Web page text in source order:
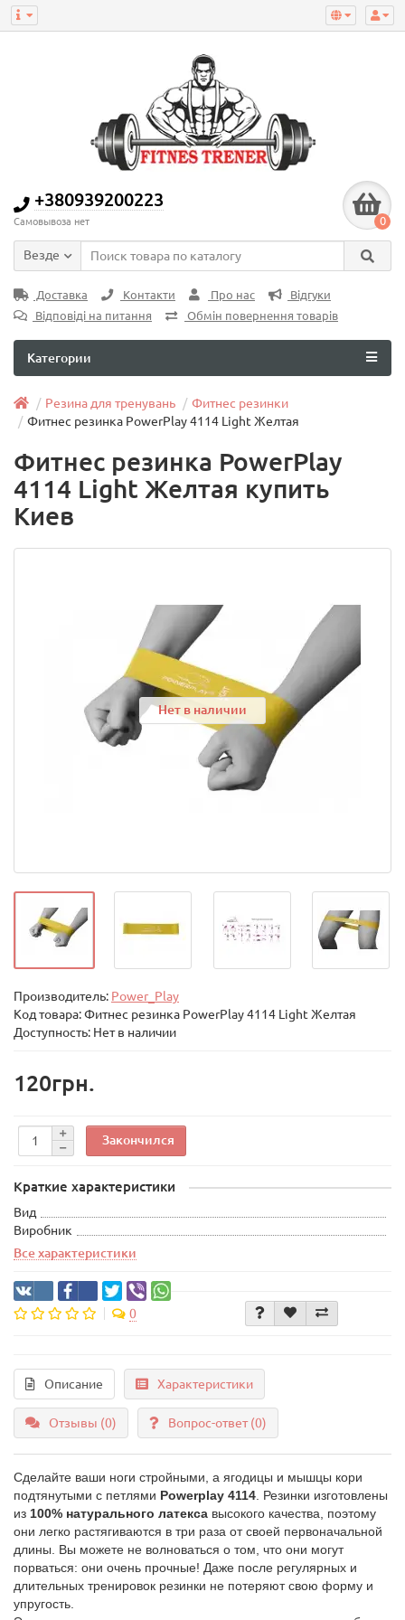
+380939200223
Самовывоза нет 0
Везде
Доставка Контакти Про нас
Відгуки
Відповіді на питання
Обмін повернення товарів
Категории
Резина для тренувань
Фитнес резинки
Фитнес резинка PowerPlay 4114 Light Желтая
Фитнес резинка PowerPlay
4114 Light Желтая купить
Киев
Нет в наличии
Производитель: Power_Play
Код товара:Фитнес резинка PowerPlay 4114 Light Желтая
Доступность: Нет в наличии
120грн.
Закончился
Краткие характеристики
Вид
Виробник
Все характеристики
0
Описание Характеристики
Отзывы (0) Вопрос-ответ(0)
Сделайте ваши ноги стройными, а ягодицы и мышцы кори
подтянутыми с петлями Powerplay 4114 . Резинки изготовлены
из 100% натурального латекса высокого качества, поэтому
они легко растягиваются в три раза от своей первоначальной
длины. Вы можете не волноваться о том, что они могут
порваться: они очень прочные! Даже после регулярных и
длительных тренировок резинки не потеряют свою форму и
упругость.